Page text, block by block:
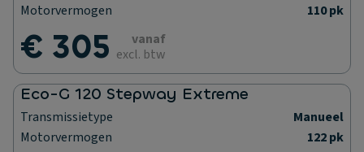
Motorvermogen
110 pk
€ 305
vanaf
excl. btw
Eco-G 120 Stepway Extreme
Transmissietype
Manueel
Motorvermogen
122 pk